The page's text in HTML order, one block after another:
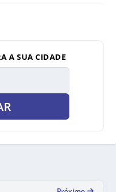
A SUA CIDADE